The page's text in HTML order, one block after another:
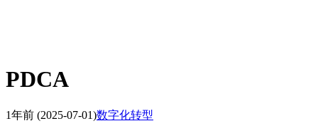
PDCA
1年前 (2025-07-01)数字化转型